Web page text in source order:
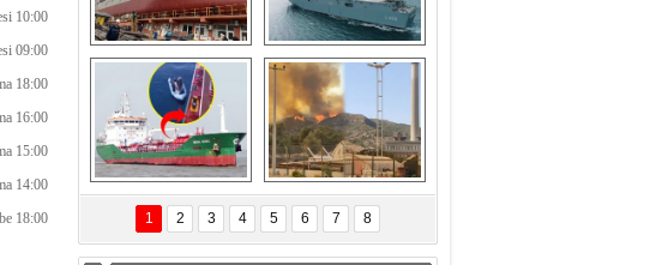
10:00
09:00
18:00
16:00
15:00
14:00
18:00
Çeksan Tersanesi,
Başaran Bayrak
tankerini suya
indirdi
TCG Anadolu,
tersane teknik
seyrini tamamladı
Göçmenlerin
imdadına Türk
sahipli MINA DENIZ
yetişti
Milas’taki yangın
yeniden termik
santrallere doğru
ilerliyor
1 2 3 4 5 6 7 8